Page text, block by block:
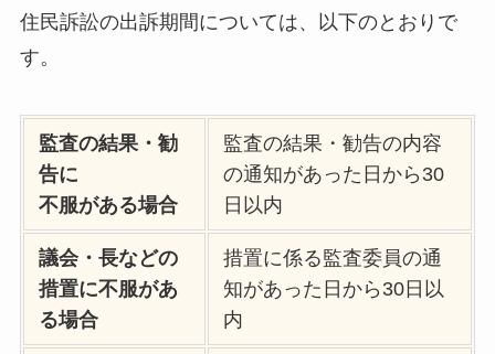
住民訴訟の出訴期間については、以下のとおりで
す。
監査の結果・勧
告に
不服がある場合
監査の結果・勧告の内容
の通知があった日から30
日以内
議会・長などの
措置に不服があ
る場合
措置に係る監査委員の通
知があった日から30日以
内